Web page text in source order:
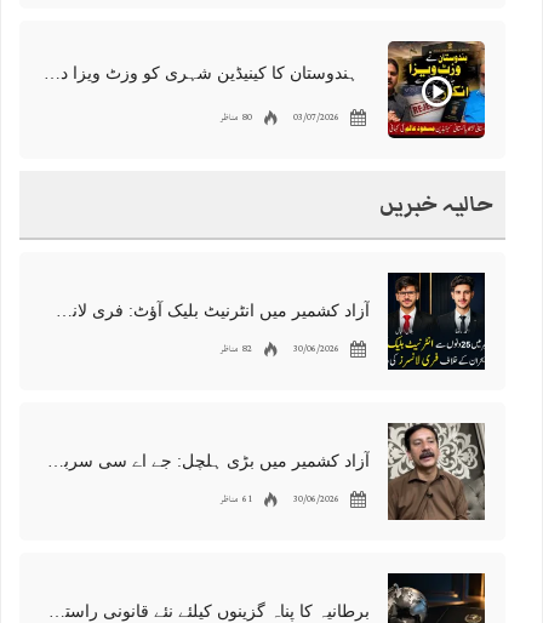
03/07/2026 80 مناظر
حالیہ خبریں
آزاد کشمیر میں انٹرنیٹ بلیک آؤٹ: فری لانسرز کا معاشی قتل، احتجاج شروع
30/06/2026 82 مناظر
آزاد کشمیر میں بڑی ہلچل: جے اے سی سربراہ شوکت نواز میر کی گرفتاری، دھرنا جاری
30/06/2026 61 مناظر
برطانیہ کا پناہ گزینوں کیلئے نئے قانونی راستوں اور اسپانسر شپ نظام کا اعلان